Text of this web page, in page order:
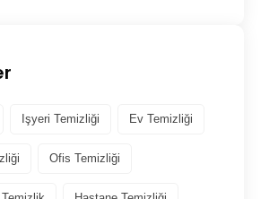
Işyeri Temizliği Ev Temizliği
Ofis Temizliği